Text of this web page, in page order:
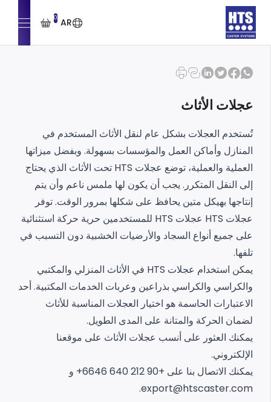
AR
0
عجلات الأثاث
تُستخدم العجلات بشكل عام لنقل الأثاث المستخدم في
المنازل وأماكن العمل والمؤسسات بسهولة. وبفضل ميزاتها
العملية والعملية، توضع عجلات HTS تحت الأثاث الذي يحتاج
إلى النقل المتكرر. يجب أن يكون لها ملمس ناعم وأن يتم
إنتاجها بهيكل متين يحافظ على شكلها بمرور الوقت. توفر
عجلات HTS عجلات HTS للمستخدمين حرية حركة استثنائية
على جميع أنواع السجاد والأرضيات الخشبية دون التسبب في
تلفها.
يمكن استخدام عجلات HTS في الأثاث المنزلي والمكتبي
والكراسي والكراسي بذراعين وعربات الخدمات المكتبية. أحد
الاعتبارات الحاسمة هو اختيار العجلات المناسبة للأثاث
لضمان الحركة والمتانة على المدى الطويل.
يمكنك العثور على أنسب عجلات الأثاث على موقعنا
الإلكتروني.
يمكنك الاتصال بنا على +90 212 640 6646+ و
export@htscaster.com
.